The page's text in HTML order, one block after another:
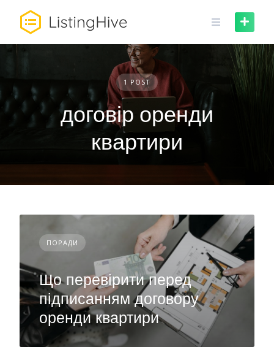
content
1 POST
договір оренди
квартири
ПОРАДИ
Що перевірити перед
підписанням договору
оренди квартири